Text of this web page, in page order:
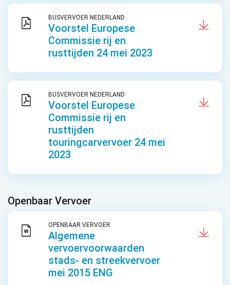
BUSVERVOER NEDERLAND
Voorstel Europese
Commissie rij en
rusttijden 24 mei 2023
BUSVERVOER NEDERLAND
Voorstel Europese
Commissie rij en
rusttijden
touringcarvervoer 24 mei
2023
Openbaar Vervoer
OPENBAAR VERVOER
Algemene
vervoervoorwaarden
stads- en streekvervoer
mei 2015 ENG